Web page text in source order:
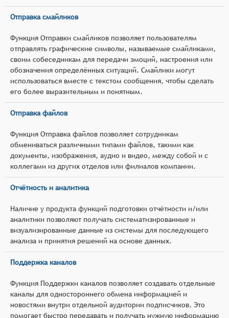
Отправка смайликов
Функция Отправки смайликов позволяет пользователям
отправлять графические символы, называемые смайликами,
своим собеседникам для передачи эмоций, настроения или
обозначения определённых ситуаций. Смайлики могут
использоваться вместе с текстом сообщения, чтобы сделать
его более выразительным и понятным.
Отправка файлов
Функция Отправка файлов позволяет сотрудникам
обмениваться различными типами файлов, такими как
документы, изображения, аудио и видео, между собой и с
коллегами из других отделов или филиалов компании.
Отчётность и аналитика
Наличие у продукта функций подготовки отчётности и/или
аналитики позволяют получать систематизированные и
визуализированные данные из системы для последующего
анализа и принятия решений на основе данных.
Поддержка каналов
Функция Поддержки каналов позволяет создавать отдельные
каналы для одностороннего обмена информацией и
новостями внутри отдельной аудитории подписчиков. Это
помогает быстро передавать и получать нужную информацию